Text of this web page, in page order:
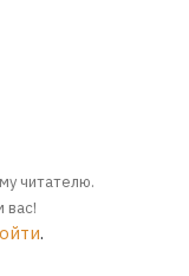
читателю.
вас!
.